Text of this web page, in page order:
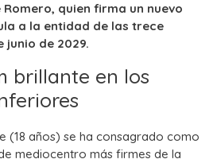
quien firma un nuevo
a la entidad de las trece
junio de 2029.
brillante en los
(18 años) se ha consagrado como
mediocentro más firmes de la